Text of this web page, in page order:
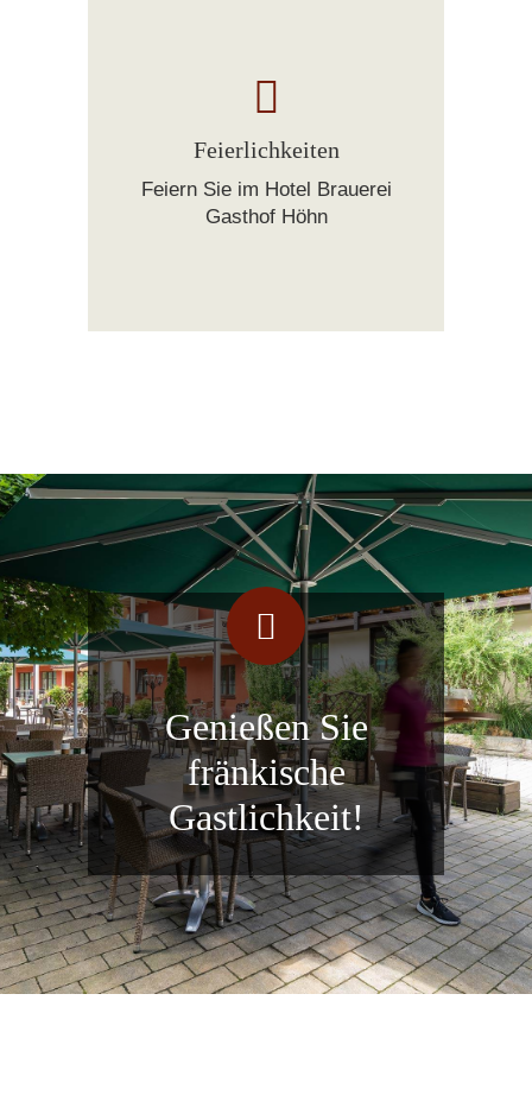
Feierlichkeiten
Feiern Sie im Hotel Brauerei
Gasthof Höhn
Genießen Sie
fränkische
Gastlichkeit!